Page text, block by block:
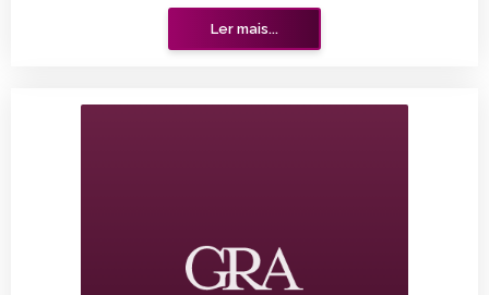
Ler mais...